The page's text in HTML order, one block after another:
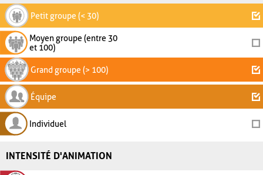
Petit groupe (< 30)
Moyen groupe (entre 30
et 100)
Grand groupe (> 100)
Équipe
Individuel
INTENSITÉ D'ANIMATION